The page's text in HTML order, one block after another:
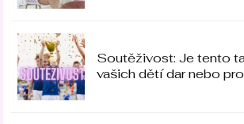
Soutěživost: Je tento
vašich dětí dar nebo